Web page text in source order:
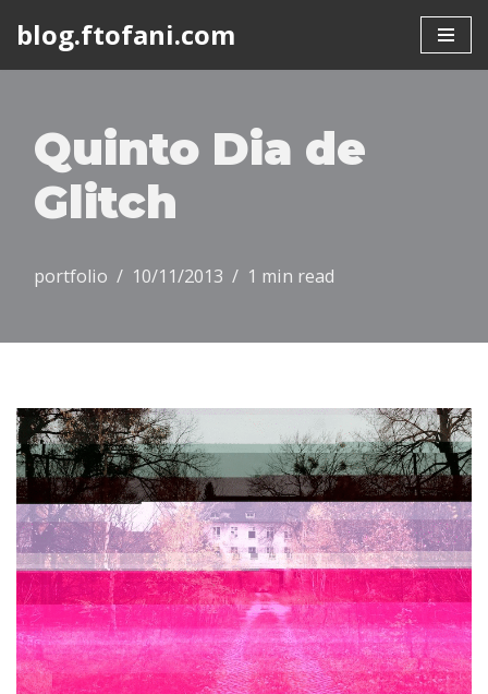
blog.ftofani.com
Quinto Dia de
Glitch
portfolio 10/11/2013 1 min read